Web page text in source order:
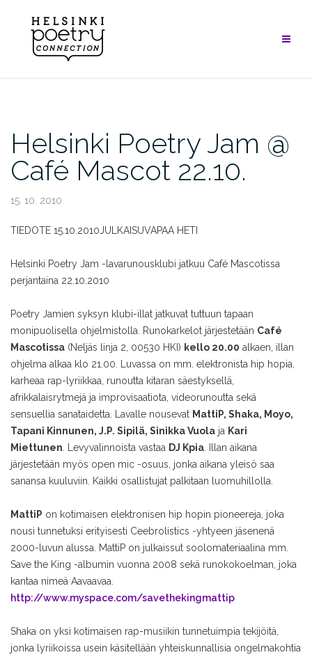
content
Helsinki Poetry Jam @
Café Mascot 22.10.
15. 10. 2010
TIEDOTE 15.10.2010JULKAISUVAPAA HETI
Helsinki Poetry Jam -lavarunousklubi jatkuu Café Mascotissa
perjantaina 22.10.2010
Poetry Jamien syksyn klubi-illat jatkuvat tuttuun tapaan
monipuolisella ohjelmistolla. Runokarkelot järjestetään Café
Mascotissa (Neljäs linja 2, 00530 HKI) kello 20.00 alkaen, illan
ohjelma alkaa klo 21.00. Luvassa on mm. elektronista hip hopia,
karheaa rap-lyriikkaa, runoutta kitaran säestyksellä,
afrikkalaisrytmejä ja improvisaatiota, videorunoutta sekä
sensuellia sanataidetta. Lavalle nousevat MattiP, Shaka, Moyo,
Tapani Kinnunen, J.P. Sipilä, Sinikka Vuola ja Kari
Miettunen . Levyvalinnoista vastaa DJ Kpia . Illan aikana
järjestetään myös open mic -osuus, jonka aikana yleisö saa
sanansa kuuluviin. Kaikki osallistujat palkitaan luomuhillolla.
MattiP on kotimaisen elektronisen hip hopin pioneereja, joka
nousi tunnetuksi erityisesti Ceebrolistics -yhtyeen jäsenenä
2000-luvun alussa. MattiP on julkaissut soolomateriaalina mm.
Save the King -albumin vuonna 2008 sekä runokokoelman, joka
kantaa nimeä Aavaavaa.
http://www.myspace.com/savethekingmattip
Shaka on yksi kotimaisen rap-musiikin tunnetuimpia tekijöitä,
jonka lyriikoissa usein käsitellään yhteiskunnallisia ongelmakohtia